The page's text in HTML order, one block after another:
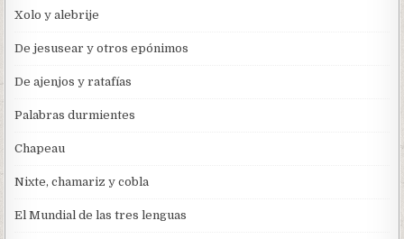
Xolo y alebrije
De jesusear y otros epónimos
De ajenjos y ratafías
Palabras durmientes
Chapeau
Nixte, chamariz y cobla
El Mundial de las tres lenguas